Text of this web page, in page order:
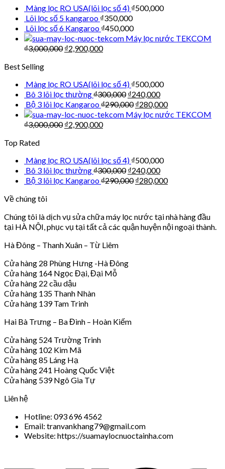
Màng lọc RO USA(lõi lọc số 4) ₫500,000
Lõi lọc số 5 kangaroo ₫350,000
Lõi lọc số 6 Kangaroo ₫450,000
Máy lọc nước TEKCOM
₫3,000,000 ₫2,900,000
Best Selling
Màng lọc RO USA(lõi lọc số 4) ₫500,000
Bô 3 lõi lọc thường₫300,000 ₫240,000
Bộ 3 lõi lọc Kangaroo₫290,000 ₫280,000
Máy lọc nước TEKCOM
₫3,000,000 ₫2,900,000
Top Rated
Màng lọc RO USA(lõi lọc số 4) ₫500,000
Bô 3 lõi lọc thường₫300,000 ₫240,000
Bộ 3 lõi lọc Kangaroo₫290,000 ₫280,000
Về chúng tôi
Chúng tôi là dịch vụ sửa chữa máy lọc nước tại nhà hàng đầu
tại HÀ NỘI, phục vụ tại tất cả các quận huyện nội ngoại thành.
Hà Đông – Thanh Xuân – Từ Liêm
Cửa hàng 28 Phùng Hưng -Hà Đông
Cửa hàng 164 Ngọc Đại, Đại Mỗ
Cửa hàng 22 cầu dậu
Cửa hàng 135 Thanh Nhàn
Cửa hàng 139 Tam Trinh
Hai Bà Trưng – Ba Đình – Hoàn Kiếm
Cửa hàng 524 Trường Trinh
Cửa hàng 102 Kim Mã
Cửa hàng 85 Láng Hạ
Cửa hàng 241 Hoàng Quốc Việt
Cửa hàng 539 Ngô Gia Tự
Liên hệ
Hotline: 093 696 4562
Email: tranvankhang79@gmail.com
Website: https://suamaylocnuoctainha.com